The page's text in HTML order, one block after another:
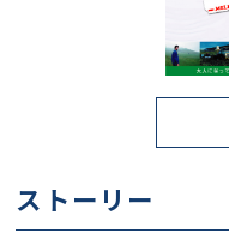
ストーリー